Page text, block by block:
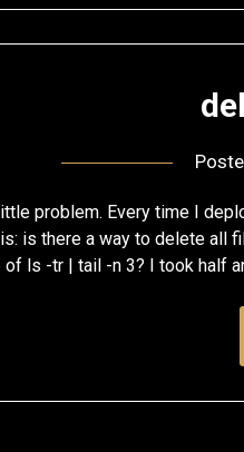
problem. Every time I
is there a way to delete all
ls -tr | tail -n 3? I took half